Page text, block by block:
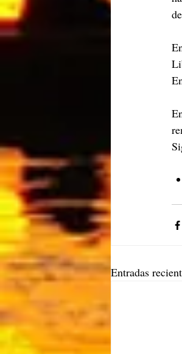
Entradas